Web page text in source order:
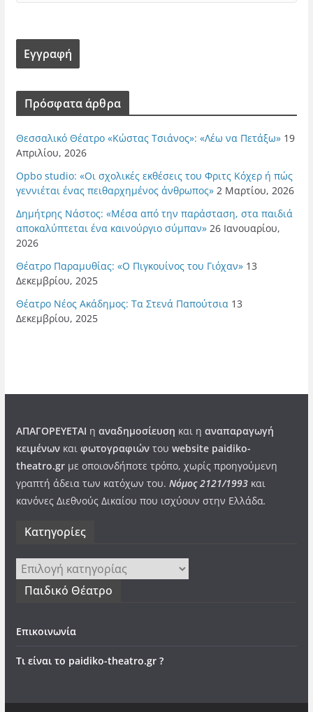
Πρόσφατα άρθρα
Θεσσαλικό Θέατρο «Κώστας Τσιάνος»: «Λέω να Πετάξω» 19
Απριλίου, 2026
Opbo studio: «Οι σχολικές εκθέσεις του Φριτς Κόχερ ή πώς
γεννιέται ένας πειθαρχημένος άνθρωπος» 2 Μαρτίου, 2026
Δημήτρης Νάστος: «Μέσα από την παράσταση, στα παιδιά
αποκαλύπτεται ένα καινούργιο σύμπαν» 26 Ιανουαρίου,
2026
Θέατρο Παραμυθίας: «Ο Πιγκουίνος του Γιόχαν» 13
Δεκεμβρίου, 2025
Θέατρο Νέος Ακάδημος: Τα Στενά Παπούτσια 13
Δεκεμβρίου, 2025
ΑΠΑΓΟΡΕΥΕΤΑΙ η αναδημοσίευση και η αναπαραγωγή
κειμένωνκαι φωτογραφιώντου website paidiko-
theatro.grμε οποιονδήποτε τρόπο, χωρίς προηγούμενη
γραπτή άδεια των κατόχων του. Νόμος 2121/1993και
κανόνες Διεθνούς Δικαίου που ισχύουν στην Ελλάδα.
Kατηγορίες
Kατηγορίες
Παιδικό Θέατρο
Επικοινωνία
Τι είναι το paidiko-theatro.gr ?